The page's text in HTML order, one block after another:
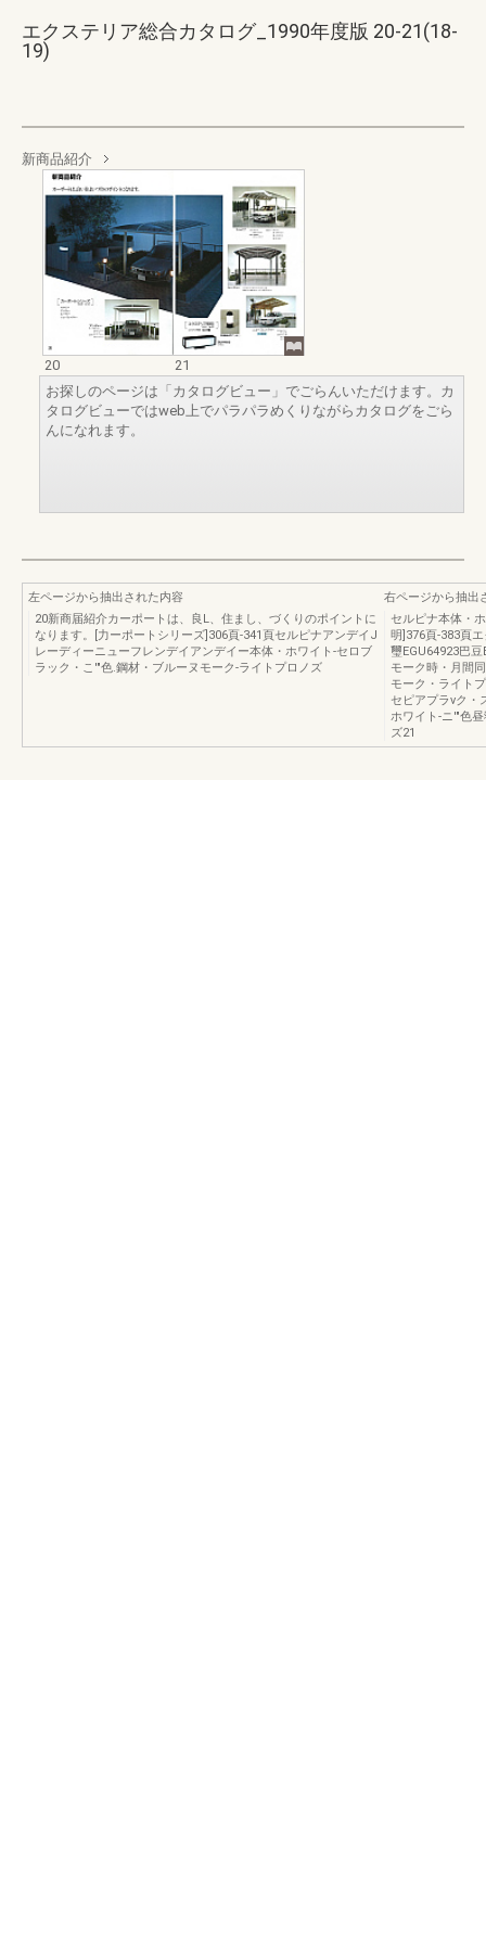
エクステリア総合カタログ_1990年度版 20-21(18-
19)
新商品紹介
20
21
お探しのページは「カタログビュー」でごらんいただけます。カ
タログビューではweb上でパラパラめくりながらカタログをごら
んになれます。
左ページから抽出された内容
20新商届紹介カーポートは、良L、住まし、づくりのポイントに
なります。[力ーポートシリーズ]306頁-341頁セルピナアンデイJ
レーディーニューフレンデイアンデイー本体・ホワイト-セロブ
ラック・こ'"色.鋼材・ブルーヌモーク-ライトプロノズ
右ページから抽出
セルピナ本体・
明]376頁-383頁
璽EGU64923巴
モーク時・月間
モーク・ライト
セピアプラνク・
ホワイト-ニ'"色
ズ21